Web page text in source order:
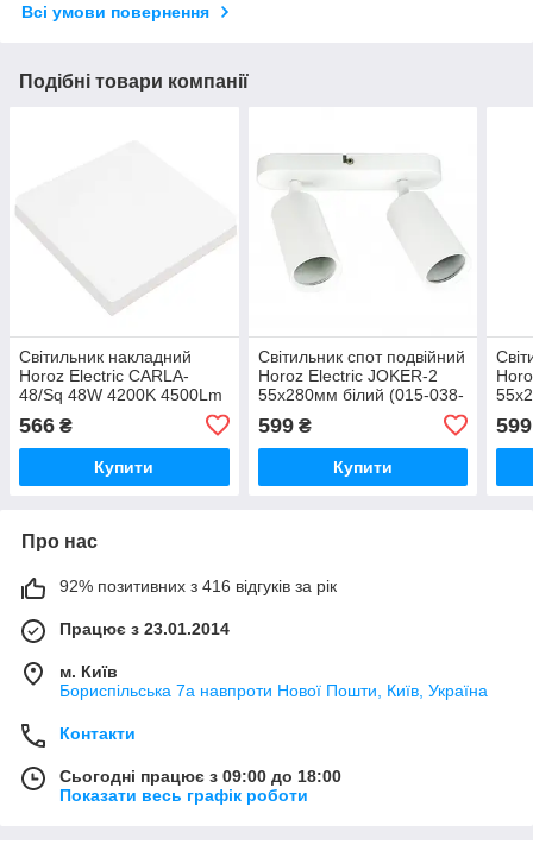
Всі умови повернення
Подібні товари компанії
Світильник накладний
Horoz Electric CARLA-
48/Sq 48W 4200K 4500Lm
квадратний (016-059-
0048-020)
566 ₴
Купити
Світильник спот подвійний
Horoz Electric JOKER-2
55x280мм білий (015-038-
599₴
Купити
599
Про нас
92% позитивних з 416 відгуків за рік
Працює з 23.01.2014
м. Київ
Бориспільська 7а навпроти Нової Пошти, Київ, Україна
Контакти
Сьогодні працює з 09:00 до 18:00
Показати весь графік роботи